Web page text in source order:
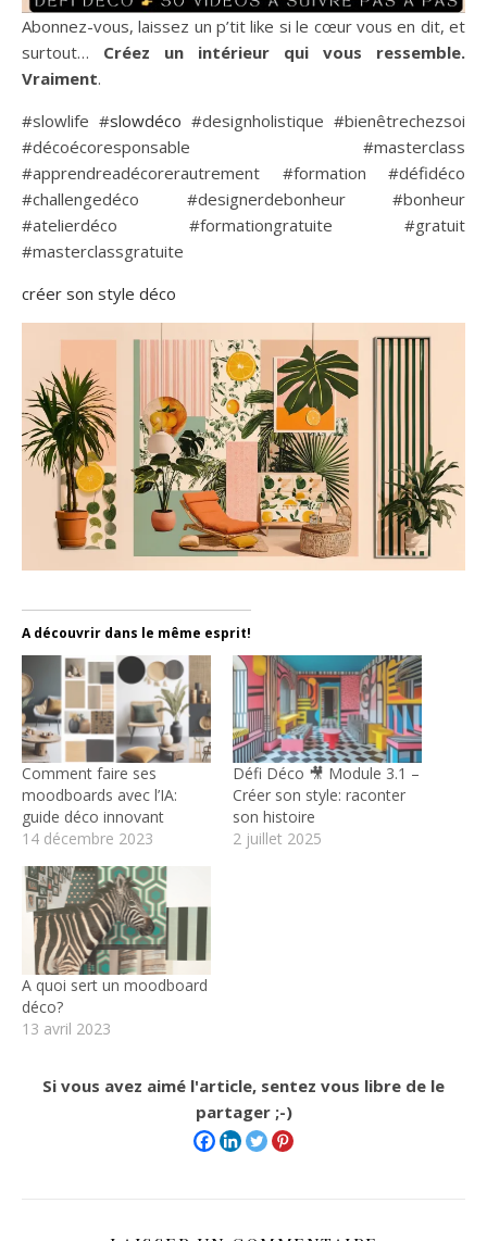
Abonnez-vous, laissez un p’tit like si le cœur vous en dit, et
surtout… Créez un intérieur qui vous ressemble.
Vraiment.
#slowlife #slowdéco #designholistique #bienêtrechezsoi
#décoécoresponsable #masterclass
#apprendreadécorerautrement #formation #défidéco
#challengedéco #designerdebonheur #bonheur
#atelierdéco #formationgratuite #gratuit
#masterclassgratuite
créer son style déco
A découvrir dans le même esprit!
Comment faire ses
moodboards avec l’IA:
guide déco innovant
14 décembre 2023
Défi Déco 🎥 Module 3.1 –
Créer son style: raconter
son histoire
2 juillet 2025
A quoi sert un moodboard
déco?
13 avril 2023
Si vous avez aimé l'article, sentez vous libre de le
partager ;-)